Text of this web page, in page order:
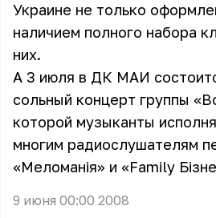
Украине не только
наличием полного набора
них.
А 3 июля в ДК МАИ
сольный концерт группы
которой музыканты
многим радиослушателям
«Меломанiя» и «Family
9 июня 00:00 2008